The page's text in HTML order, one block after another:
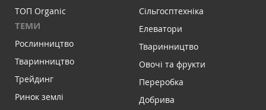
ТОП Organic
ТЕМИ
Рослинництво
Тваринництво
Трейдинг
Ринок землі
Сільгосптехніка
Елеватори
Тваринництво
Овочі та фрукти
Переробка
Добрива